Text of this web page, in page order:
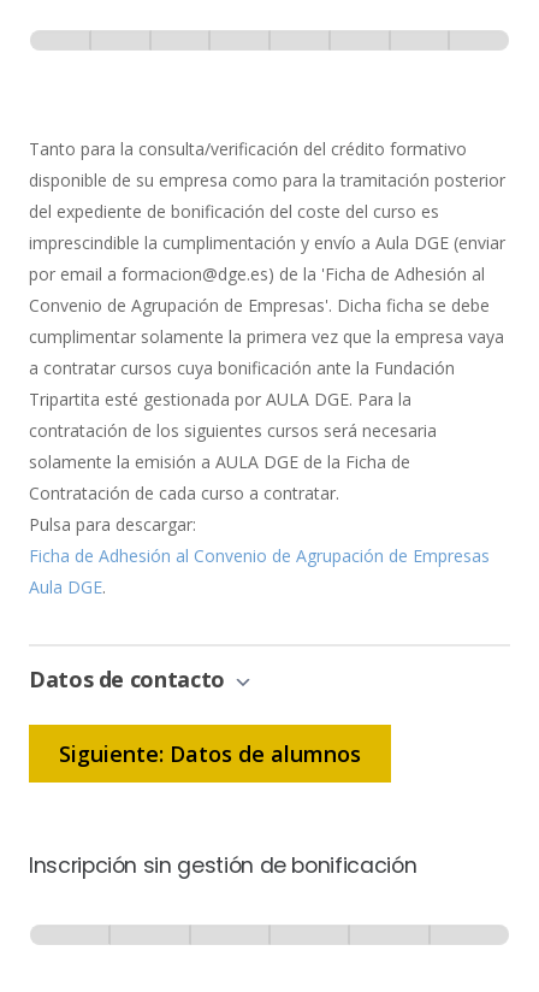
-
de
Bonificación
Tanto para la consulta/verificación del crédito formativo
disponible de su empresa como para la tramitación posterior
del expediente de bonificación del coste del curso es
imprescindible la cumplimentación y envío a Aula DGE (enviar
por email a formacion@dge.es) de la 'Ficha de Adhesión al
Convenio de Agrupación de Empresas'. Dicha ficha se debe
cumplimentar solamente la primera vez que la empresa vaya
a contratar cursos cuya bonificación ante la Fundación
Tripartita esté gestionada por AULA DGE. Para la
contratación de los siguientes cursos será necesaria
solamente la emisión a AULA DGE de la Ficha de
Contratación de cada curso a contratar.
Pulsa para descargar:
Ficha de Adhesión al Convenio de Agrupación de Empresas
Aula DGE.
Datos de contacto
Siguiente: Datos de alumnos
Inscripción sin gestión de bonificación
-